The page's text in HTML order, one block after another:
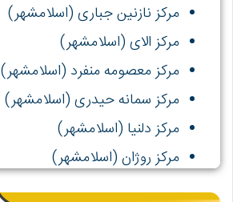
مرکز نازنین جباری (اسلامشهر)
مرکز الای (اسلامشهر)
مرکز معصومه منفرد (اسلامشهر)
مرکز سمانه حیدری (اسلامشهر)
مرکز دلنیا (اسلامشهر)
مرکز روژان (اسلامشهر)